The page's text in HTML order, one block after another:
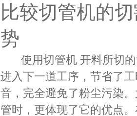
比较切管机的
势
使用切管机 开料所切的
进入下一道工序，节省了
音，完全避免了粉尘污染
管时，更体现了它的优点